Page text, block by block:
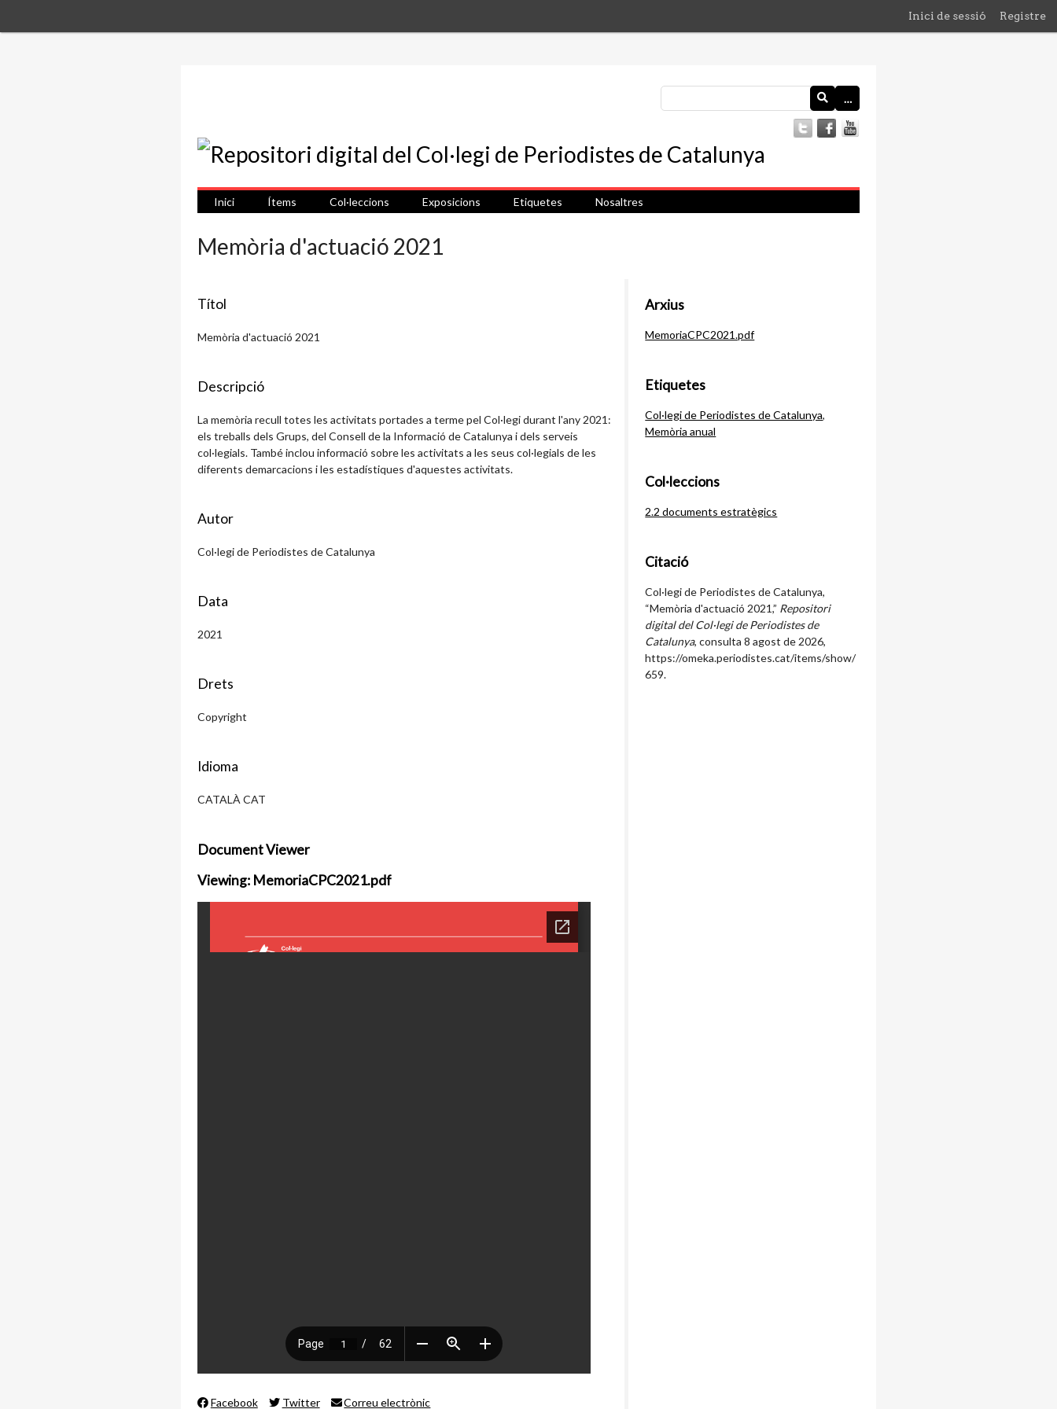
Inici de sessió Registre
…
Inici Ítems Col·leccions Exposicions Etiquetes Nosaltres
Memòria d'actuació 2021
Títol
Memòria d'actuació 2021
Descripció
La memòria recull totes les activitats portades a terme pel Col·legi durant l'any 2021:
els treballs dels Grups, del Consell de la Informació de Catalunya i dels serveis
col·legials. També inclou informació sobre les activitats a les seus col·legials de les
diferents demarcacions i les estadístiques d'aquestes activitats.
Autor
Col·legi de Periodistes de Catalunya
Data
2021
Drets
Copyright
Idioma
CATALÀ CAT
Document Viewer
Viewing: MemoriaCPC2021.pdf
Facebook Twitter Correu electrònic
Arxius
MemoriaCPC2021.pdf
Etiquetes
Col·legi de Periodistes de Catalunya,
Memòria anual
Col·leccions
2.2 documents estratègics
Citació
Col·legi de Periodistes de Catalunya,
“Memòria d'actuació 2021,” Repositori
digital del Col·legi de Periodistes de
Catalunya, consulta 8 agost de 2026,
https://omeka.periodistes.cat/items/show/
659.